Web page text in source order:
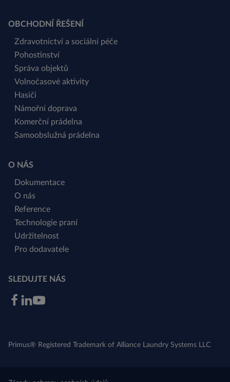
OBCHODNÍ ŘEŠENÍ
Zdravotnictví a sociální péče
Pohostinství
Správa objektů
Volnočasové aktivity
Hasiči
Námořní doprava
Komerční prádelna
Samoobslužná prádelna
O NÁS
Dokumentace
O nás
Reference
Technologie praní
Udržitelnost
Pro dodavatele
SLEDUJTE NÁS
Primus® Registered Trademark of Alliance Laundry Systems LLC